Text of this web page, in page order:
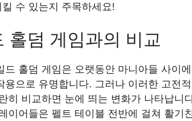
수 있는지 주목하세요!
홀덤 게임과의 비교
드 홀덤 게임은 오랫동안 마니아들 사이
용으로 유명합니다. 그러나 이러한 고전
히 비교하면 눈에 띄는 변화가 나타납니
이어들은 펠트 테이블 전반에 걸쳐 활기